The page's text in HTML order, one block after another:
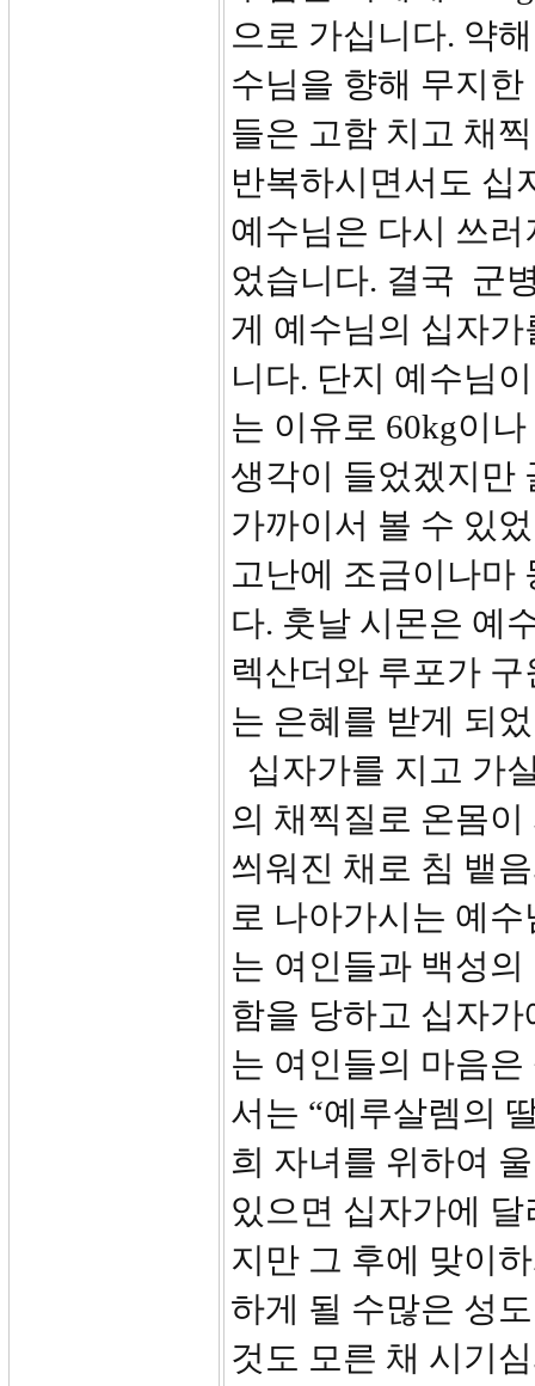
으로 가십니다. 약
수님을 향해 무지
들은 고함 치고 채
반복하시면서도 십
예수님은 다시 쓰
었습니다. 결국 군
게 예수님의 십자
니다. 단지 예수님
는 이유로 60kg이
생각이 들었겠지만
가까이서 볼 수 있
고난에 조금이나마
다. 훗날 시몬은 예
렉산더와 루포가
는 은혜를 받게 되
십자가를 지고 가
의 채찍질로 온몸
씌워진 채로 침 뱉
로 나아가시는 예
는 여인들과 백성
함을 당하고 십자
는 여인들의 마음
서는 “예루살렘의
희 자녀를 위하여
있으면 십자가에
지만 그 후에 맞이
하게 될 수많은 성
것도 모른 채 시기